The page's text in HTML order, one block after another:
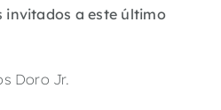
invitados a este último
Doro Jr.